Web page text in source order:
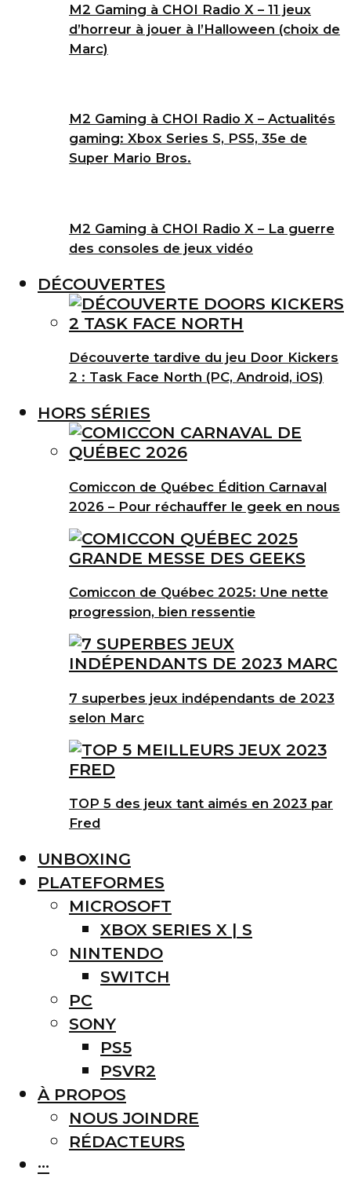
M2 Gaming à CHOI Radio X – 11 jeux
d’horreur à jouer à l’Halloween (choix de
Marc)
M2 Gaming à CHOI Radio X – Actualités
gaming: Xbox Series S, PS5, 35e de
Super Mario Bros.
M2 Gaming à CHOI Radio X – La guerre
des consoles de jeux vidéo
DÉCOUVERTES
Découverte tardive du jeu Door Kickers
2 : Task Face North (PC, Android, iOS)
HORS SÉRIES
Comiccon de Québec Édition Carnaval
2026 – Pour réchauffer le geek en nous
Comiccon de Québec 2025: Une nette
progression, bien ressentie
7 superbes jeux indépendants de 2023
selon Marc
TOP 5 des jeux tant aimés en 2023 par
Fred
UNBOXING
PLATEFORMES
MICROSOFT
XBOX SERIES X | S
NINTENDO
SWITCH
PC
SONY
PS5
PSVR2
À PROPOS
NOUS JOINDRE
RÉDACTEURS
···